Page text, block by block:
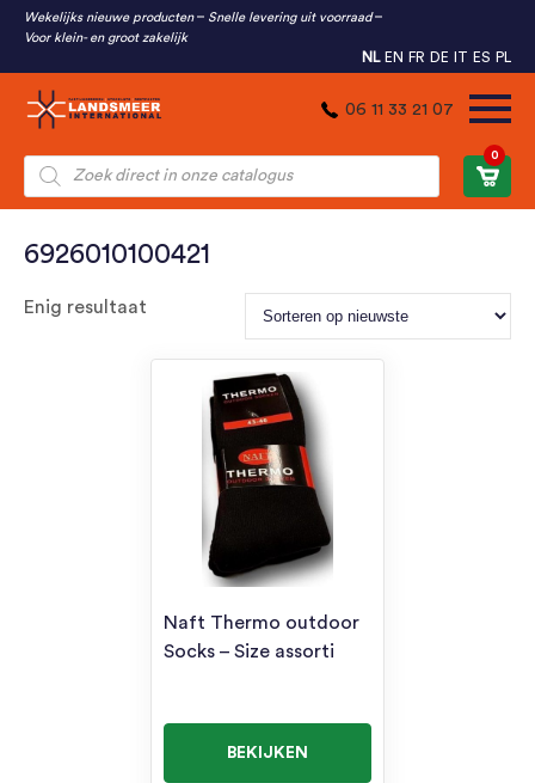
Wekelijks nieuwe producten
Snelle levering uit voorraad
Voor klein- en groot zakelijk
NL EN FR DE IT ES PL
06 11 33 21 07
Producten
zoeken
0
6926010100421
Enig resultaat
Naft Thermo outdoor
Socks – Size assorti
BEKIJKEN